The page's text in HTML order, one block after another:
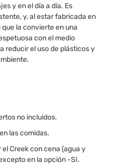
y en el día a día. Es
y, al estar fabricada en
la convierte en una
con el medio
reducir el uso de plásticos y
no incluidos.
las comidas.
Creek con cena (agua y
en la opción -SI.